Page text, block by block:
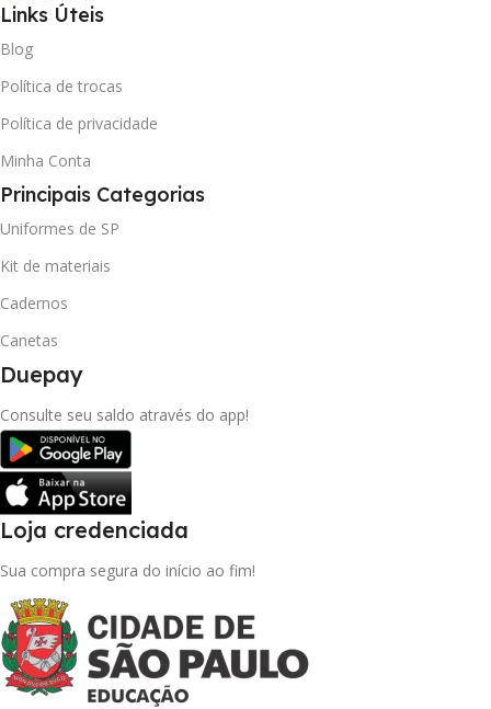
Links Úteis
Blog
Política de trocas
Política de privacidade
Minha Conta
Principais Categorias
Uniformes de SP
Kit de materiais
Cadernos
Canetas
Duepay
Consulte seu saldo através do app!
Loja credenciada
Sua compra segura do início ao fim!